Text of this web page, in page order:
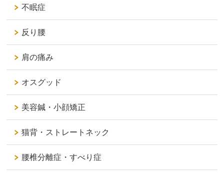
不眠症
反り腰
肩の痛み
オスグッド
美容鍼・小顔矯正
猫背・ストレートネック
腰椎分離症・すべり症